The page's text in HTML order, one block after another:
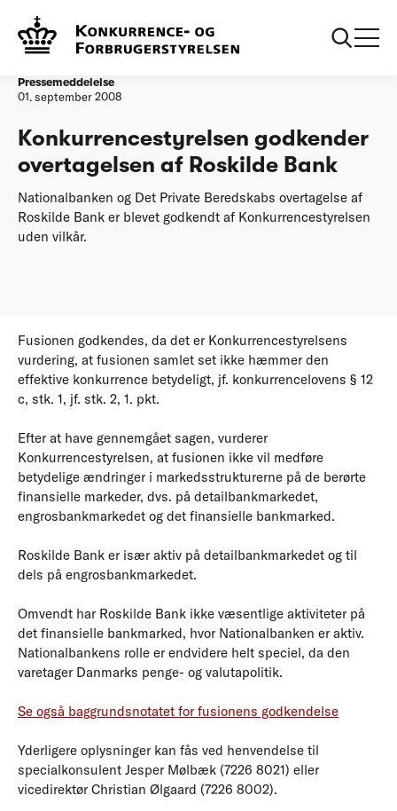
Forside
Bank
Pressemeddelelse
01. september 2008
Konkurrencestyrelsen godkender
overtagelsen af Roskilde Bank
Nationalbanken og Det Private Beredskabs overtagelse af
Roskilde Bank er blevet godkendt af Konkurrencestyrelsen
uden vilkår.
Fusionen godkendes, da det er Konkurrencestyrelsens
vurdering, at fusionen samlet set ikke hæmmer den
effektive konkurrence betydeligt, jf. konkurrencelovens § 12
c, stk. 1, jf. stk. 2, 1. pkt.
Efter at have gennemgået sagen, vurderer
Konkurrencestyrelsen, at fusionen ikke vil medføre
betydelige ændringer i markedsstrukturerne på de berørte
finansielle markeder, dvs. på detailbankmarkedet,
engrosbankmarkedet og det finansielle bankmarked.
Roskilde Bank er især aktiv på detailbankmarkedet og til
dels på engrosbankmarkedet.
Omvendt har Roskilde Bank ikke væsentlige aktiviteter på
det finansielle bankmarked, hvor Nationalbanken er aktiv.
Nationalbankens rolle er endvidere helt speciel, da den
varetager Danmarks penge- og valutapolitik.
Se også baggrundsnotatet for fusionens godkendelse
Yderligere oplysninger kan fås ved henvendelse til
specialkonsulent Jesper Mølbæk (7226 8021) eller
vicedirektør Christian Ølgaard (7226 8002).